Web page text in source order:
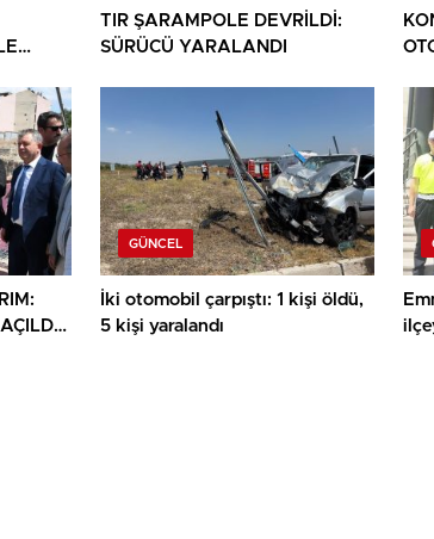
TIR ŞARAMPOLE DEVRİLDİ:
SÜRÜCÜ YARALANDI
GÜNCEL
İki otomobil çarpıştı: 1 kişi öldü,
5 kişi yaralandı